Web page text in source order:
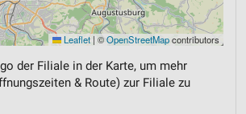
Leaflet | ©OpenStreetMapcontributors
der Filiale in der Karte, um mehr
& Route) zur Filiale zu